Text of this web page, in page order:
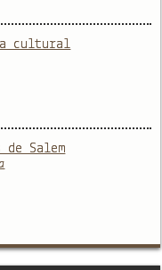
cultural
Salem